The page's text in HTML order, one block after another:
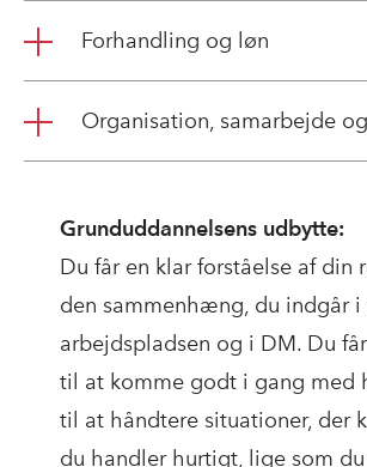
Forhandling og løn
Organisation, samarbejde
Grunduddannelsens udbytte:
Du får en klar forståelse af din
den sammenhæng, du indgår i
arbejdspladsen og i DM. Du
til at komme godt i gang med
til at håndtere situationer, der
du handler hurtigt, lige som